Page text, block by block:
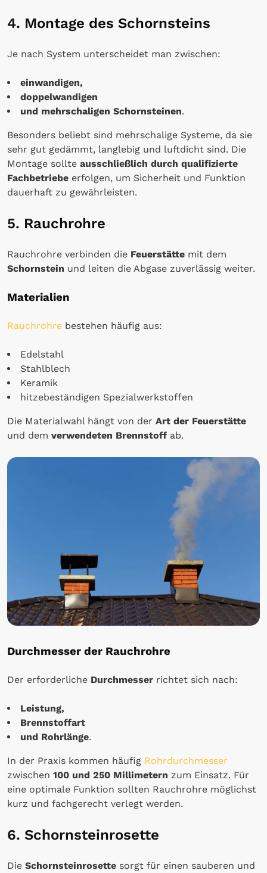
4. Montage des Schornsteins
Je nach System unterscheidet man zwischen:
einwandigen,
doppelwandigen
und mehrschaligen Schornsteinen.
Besonders beliebt sind mehrschalige Systeme, da sie
sehr gut gedämmt, langlebig und luftdicht sind. Die
Montage sollte ausschließlich durch qualifizierte
Fachbetriebe erfolgen, um Sicherheit und Funktion
dauerhaft zu gewährleisten.
5. Rauchrohre
Rauchrohre verbinden die Feuerstätte mit dem
Schornstein und leiten die Abgase zuverlässig weiter.
Materialien
Rauchrohre bestehen häufig aus:
Edelstahl
Stahlblech
Keramik
hitzebeständigen Spezialwerkstoffen
Die Materialwahl hängt von der Art der Feuerstätte
und dem verwendeten Brennstoff ab.
Durchmesser der Rauchrohre
Der erforderliche Durchmesser richtet sich nach:
Leistung,
Brennstoffart
und Rohrlänge.
In der Praxis kommen häufig Rohrdurchmesser
zwischen 100 und 250 Millimetern zum Einsatz. Für
eine optimale Funktion sollten Rauchrohre möglichst
kurz und fachgerecht verlegt werden.
6. Schornsteinrosette
Die Schornsteinrosette sorgt für einen sauberen und